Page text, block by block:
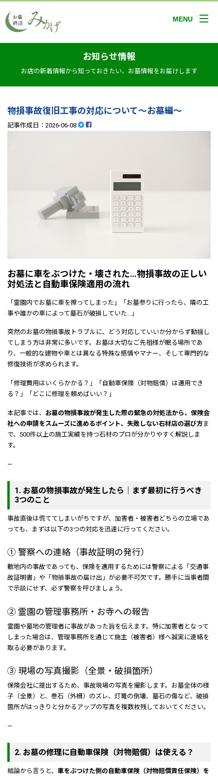
MENU
お知らせ情報
お店の新着情報から知っておきたい、お墓情報をお届けします
物損事故復旧工事の対応について～お墓編～
記事作成日：2026-06-08
お墓に車をぶつけた・壊された…物損事故の正しい
対処法と自動車保険適用の流れ
「霊園内でお墓に車を擦ってしまった」「お墓参りに行ったら、隣の工
事や誰かの車によって墓石が破損していた…」
突然のお墓の物損事故トラブルに、どう対応していいか分からず動揺し
てしまう方は非常に多いです。お墓は大切なご先祖様が眠る場所であ
り、一般的な建物や車とは異なる特殊な感情やマナー、そして専門的な
修復技術が求められます。
「修理費用はいくらかかる？」「自動車保険（対物賠償）は適用でき
る？」「どこに修理を頼めばいい？」
本記事では、 お墓の物損事故が発生した際の緊急の対処法から、保険会
社への申請をスムーズに進めるポイント、失敗しない石材店の選び方ま
で、500件以上の施工実績を持つ石材のプロが分かりやすく解説しま
す。
—
1. お墓の物損事故が発生したら｜まず最初に行うべき
3つのこと
事故直後は慌ててしまいがちですが、加害者・被害者どちらの立場であ
っても、まずは以下の3つの対応を迅速に行ってください。
① 警察への連絡（事故証明の発行）
敷地内の事故であっても、保険を適用するためには警察による「交通事
故証明書」や「物損事故の届け出」が必要不可欠です。勝手に当事者間
で示談にせず、必ず警察を呼びましょう。
② 霊園の管理事務所・お寺への報告
霊園や墓地の管理者に事故があった旨を伝えます。特に加害者となって
しまった場合は、管理事務所を通じて施主（被害者）様へ誠実に連絡を
取る必要があります。
③ 現場の写真撮影（全景・破損箇所）
保険会社に提出するため、事故現場の写真を撮影します。お墓全体の様
子（全景）と、巻石（外柵）のズレ、灯篭の倒壊、墓石の傷など、破損
箇所がはっきりと分かるアップの写真を複数枚残しておいてください。
—
2. お墓の修理に自動車保険（対物賠償）は使える？
結論から言うと、 車をぶつけた側の自動車保険（対物賠償責任保険）を